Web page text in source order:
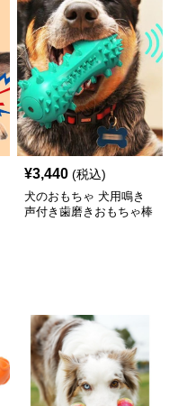
¥3,440 (税込)
犬のおもちゃ 犬用鳴き
声付き歯磨きおもちゃ棒